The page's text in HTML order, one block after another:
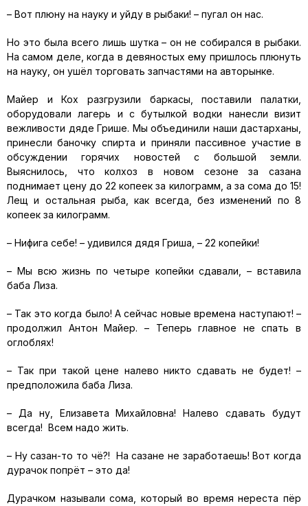
– Вот плюну на науку и уйду в рыбаки! – пугал он нас.
Но это была всего лишь шутка – он не собирался в рыбаки.
На самом деле, когда в девяностых ему пришлось плюнуть
на науку, он ушёл торговать запчастями на авторынке.
Майер и Кох разгрузили баркасы, поставили палатки,
оборудовали лагерь и с бутылкой водки нанесли визит
вежливости дяде Грише. Мы объединили наши дастарханы,
принесли баночку спирта и приняли пассивное участие в
обсуждении горячих новостей с большой земли.
Выяснилось, что колхоз в новом сезоне за сазана
поднимает цену до 22 копеек за килограмм, а за сома до 15!
Лещ и остальная рыба, как всегда, без изменений по 8
копеек за килограмм.
– Нифига себе! – удивился дядя Гриша, – 22 копейки!
– Мы всю жизнь по четыре копейки сдавали, – вставила
баба Лиза.
– Так это когда было! А сейчас новые времена наступают! –
продолжил Антон Майер. – Теперь главное не спать в
оглоблях!
– Так при такой цене налево никто сдавать не будет! –
предположила баба Лиза.
– Да ну, Елизавета Михайловна! Налево сдавать будут
всегда! Всем надо жить.
– Ну сазан-то то чё?! На сазане не заработаешь! Вот когда
дурачок попрёт – это да!
Дурачком называли сома, который во время нереста пёр